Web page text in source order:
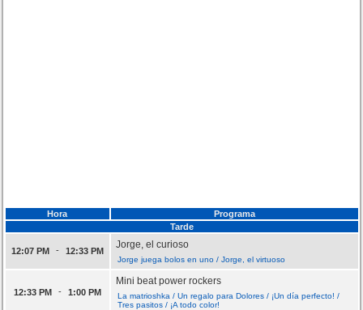
Hora
Programa
Tarde
12:07 PM - 12:33 PM
Jorge, el curioso
Jorge juega bolos en uno / Jorge, el virtuoso
12:33 PM - 1:00 PM
Mini beat power rockers
La matrioshka / Un regalo para Dolores / ¡Un día perfecto! /
Tres pasitos / ¡A todo color!